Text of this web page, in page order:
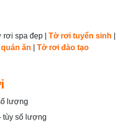
spa đẹp | Tờ rơi tuyển sinh
ăn Tờ rơi đào tạo
lượng
tùy số lượng